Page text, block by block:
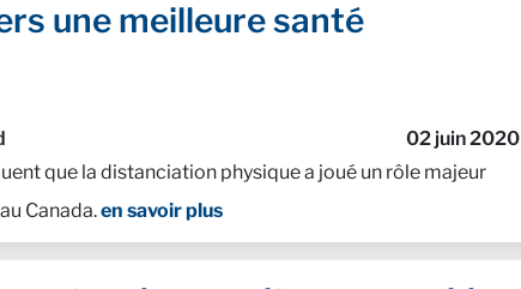
une meilleure santé
02 juin 2020
que la distanciation physique a joué un rôle majeur
Canada.en savoir plus